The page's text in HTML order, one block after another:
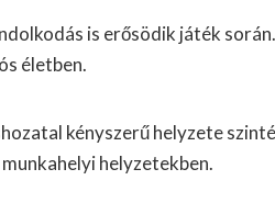
is erősödik játék
életben.
kényszerű helyzete
helyzetekben.